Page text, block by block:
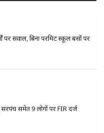
पर सवाल, बिना परमिट स्कूल बसों पर
समेत 9 लोगों पर FIR दर्ज